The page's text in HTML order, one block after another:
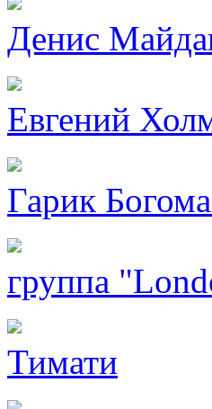
Денис
Евгений
Гарик
группа
Тимати